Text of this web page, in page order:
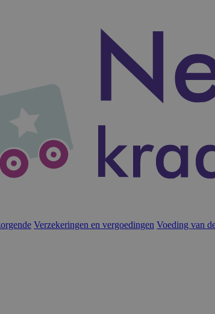
Verzekeringen en vergoedingen Voeding van